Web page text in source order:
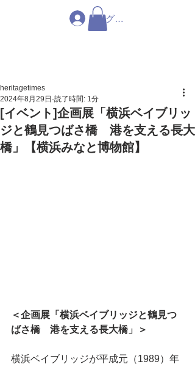
ログイン
[イベント]企画展「横浜ベイブリッ
ジと鶴見つばさ橋 港を支える長大
橋」【横浜みなと博物館】
heritagetimes
2024年8月29日 読了時間: 1分
＜企画展「横浜ベイブリッジと鶴見つ
ばさ橋　港を支える長大橋」＞
横浜ベイブリッジが平成元（1989）年